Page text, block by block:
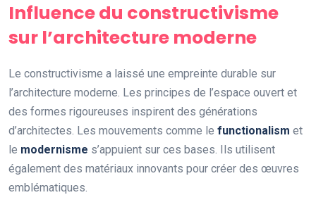
Influence du constructivisme
sur l’architecture moderne
Le constructivisme a laissé une empreinte durable sur
l’architecture moderne. Les principes de l’espace ouvert et
des formes rigoureuses inspirent des générations
d’architectes. Les mouvements comme le functionalism et
le modernisme s’appuient sur ces bases. Ils utilisent
également des matériaux innovants pour créer des œuvres
emblématiques.